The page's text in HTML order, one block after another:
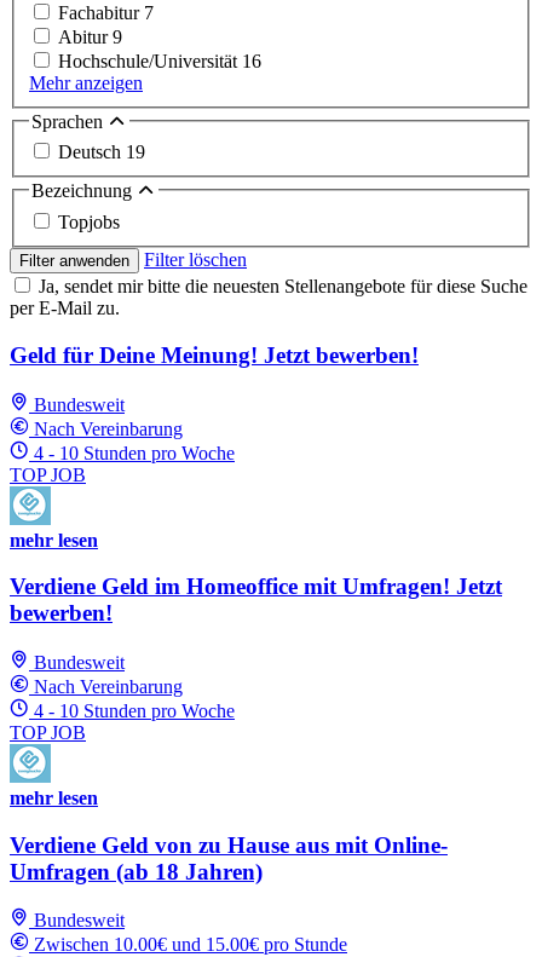
Fachabitur 7
Abitur9
Hochschule/Universität 16
Mehr anzeigen
Sprachen
Deutsch 19
Bezeichnung
Topjobs
Filter anwenden
Filter löschen
Ja, sendet mir bitte die neuesten Stellenangebote für diese Suche
per E-Mail zu.
Geld für Deine Meinung! Jetzt bewerben!
Bundesweit
Nach Vereinbarung
4 - 10 Stunden pro Woche
TOP JOB
mehr lesen
Verdiene Geld im Homeoffice mit Umfragen! Jetzt
bewerben!
Bundesweit
Nach Vereinbarung
4 - 10 Stunden pro Woche
TOP JOB
mehr lesen
Verdiene Geld von zu Hause aus mit Online-
Umfragen (ab 18 Jahren)
Bundesweit
Zwischen 10.00€ und 15.00€ pro Stunde